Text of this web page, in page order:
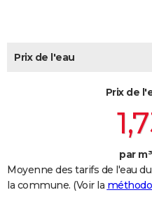
Carte de Noël
Carte Bonne année
Carte Saint-Valentin
Carte Pâques
Carte d'anniversaire
DICTIONNAIRE
FORUM
Prix de l'eau
Prix de
par
Moyenne des tarifs de l'eau
la commune. (Voir la